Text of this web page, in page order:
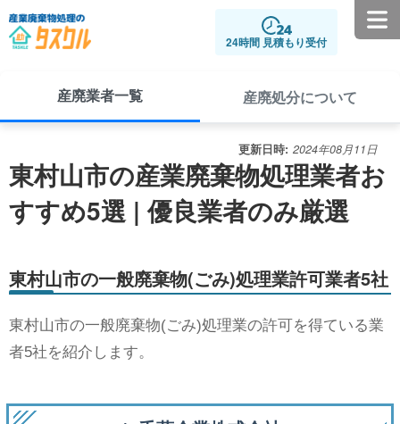
24時間 見積もり受付
産廃業者一覧 産廃処分について
更新日時: 2024年08月11日
東村山市の産業廃棄物処理業者お
すすめ5選 | 優良業者のみ厳選
東村山市の一般廃棄物(ごみ)処理業許可業者5社
東村山市の一般廃棄物(ごみ)処理業の許可を得ている業
者5社を紹介します。